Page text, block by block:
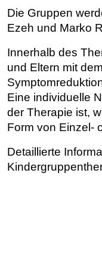
Die Gruppen
Ezeh und Marko
Innerhalb des
und Eltern mit
Eine individuelle
der Therapie ist,
Form von Einzel-
Detaillierte